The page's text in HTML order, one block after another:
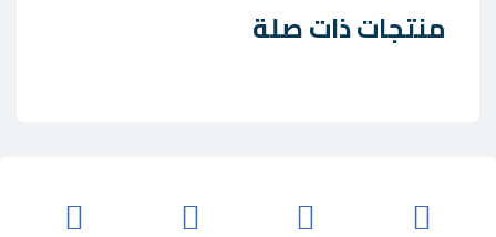
منتجات ذات صلة